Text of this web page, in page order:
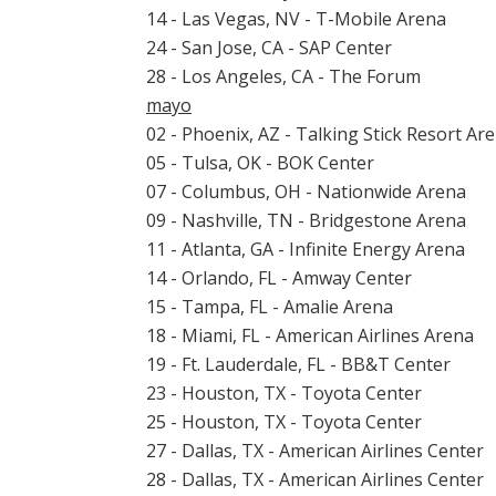
14 - Las Vegas, NV - T-Mobile Arena
24 - San Jose, CA - SAP Center
28 - Los Angeles, CA - The Forum
mayo
02 - Phoenix, AZ - Talking Stick Resort
05 - Tulsa, OK - BOK Center
07 - Columbus, OH - Nationwide Arena
09 - Nashville, TN - Bridgestone Arena
11 - Atlanta, GA - Infinite Energy Arena
14 - Orlando, FL - Amway Center
15 - Tampa, FL - Amalie Arena
18 - Miami, FL - American Airlines Arena
19 - Ft. Lauderdale, FL - BB&T Center
23 - Houston, TX - Toyota Center
25 - Houston, TX - Toyota Center
27 - Dallas, TX - American Airlines Center
28 - Dallas, TX - American Airlines Center